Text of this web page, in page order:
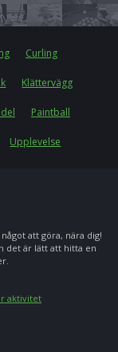
Curling
Klättervägg
Paintball
Upplevelse
att göra, nära dig!
det är lätt att hitta en
aktivitet